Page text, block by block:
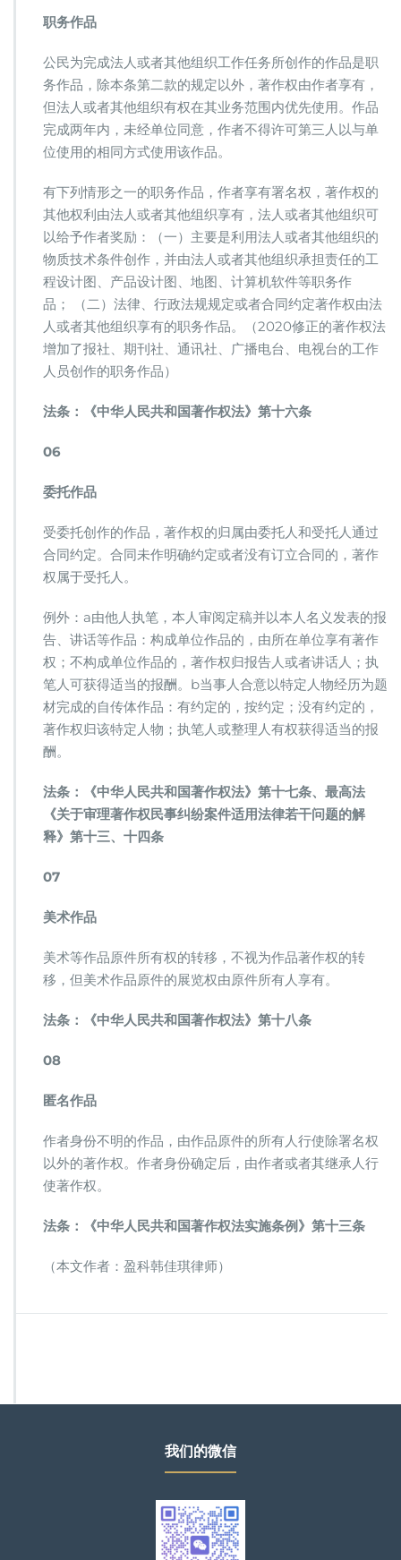
职务作品
公民为完成法人或者其他组织工作任务所创作的作品是职
务作品，除本条第二款的规定以外，著作权由作者享有，
但法人或者其他组织有权在其业务范围内优先使用。作品
完成两年内，未经单位同意，作者不得许可第三人以与单
位使用的相同方式使用该作品。
有下列情形之一的职务作品，作者享有署名权，著作权的
其他权利由法人或者其他组织享有，法人或者其他组织可
以给予作者奖励：（一）主要是利用法人或者其他组织的
物质技术条件创作，并由法人或者其他组织承担责任的工
程设计图、产品设计图、地图、计算机软件等职务作
品； （二）法律、行政法规规定或者合同约定著作权由法
人或者其他组织享有的职务作品。（2020修正的著作权法
增加了报社、期刊社、通讯社、广播电台、电视台的工作
人员创作的职务作品）
法条：《中华人民共和国著作权法》第十六条
06
委托作品
受委托创作的作品，著作权的归属由委托人和受托人通过
合同约定。合同未作明确约定或者没有订立合同的，著作
权属于受托人。
例外：a由他人执笔，本人审阅定稿并以本人名义发表的报
告、讲话等作品：构成单位作品的，由所在单位享有著作
权；不构成单位作品的，著作权归报告人或者讲话人；执
笔人可获得适当的报酬。b当事人合意以特定人物经历为题
材完成的自传体作品：有约定的，按约定；没有约定的，
著作权归该特定人物；执笔人或整理人有权获得适当的报
酬。
法条：《中华人民共和国著作权法》第十七条、最高法
《关于审理著作权民事纠纷案件适用法律若干问题的解
释》第十三、十四条
07
美术作品
美术等作品原件所有权的转移，不视为作品著作权的转
移，但美术作品原件的展览权由原件所有人享有。
法条：《中华人民共和国著作权法》第十八条
08
匿名作品
作者身份不明的作品，由作品原件的所有人行使除署名权
以外的著作权。作者身份确定后，由作者或者其继承人行
使著作权。
法条：《中华人民共和国著作权法实施条例》第十三条
（本文作者：盈科韩佳琪律师）
我们的微信